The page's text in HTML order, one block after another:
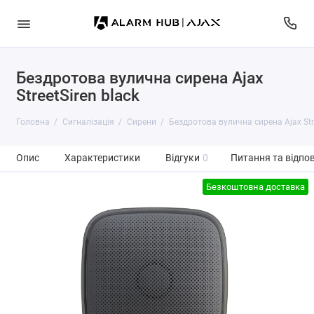
Бездротова вулична сирена Ajax
StreetSiren black
Головна Сигналізація Сирени Бездротова вулична сирена Ajax
Опис Характеристики Відгуки 0 Питання та
Безкоштовна доставка